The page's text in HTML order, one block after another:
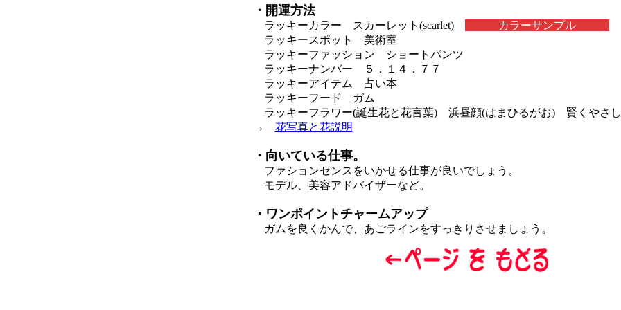
・開運方法
ラッキーカラー スカーレット(scarlet)
カラーサンプル
ラッキースポット 美術室
ラッキーファッション ショートパンツ
ラッキーナンバー ５．１４．７７
ラッキーアイテム 占い本
ラッキーフード ガム
ラッキーフラワー(誕生花と花言葉) 浜昼顔(はまひるがお) 賢くや
→ 花写真と花説明
・向いている仕事。
ファションセンスをいかせる仕事が良いでしょう。
モデル、美容アドバイザーなど。
・ワンポイントチャームアップ
ガムを良くかんで、あごラインをすっきりさせましょう。